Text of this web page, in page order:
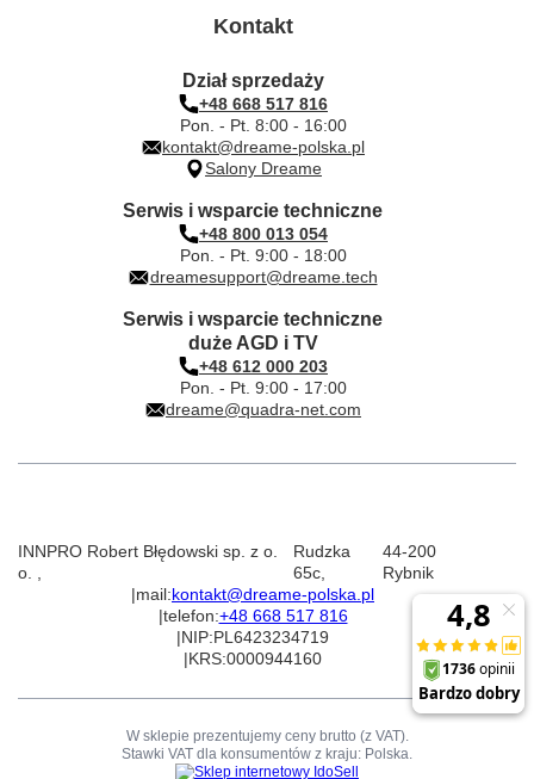
Kontakt
Dział sprzedaży
+48 668 517 816
Pon. - Pt. 8:00 - 16:00
kontakt@dreame-polska.pl
Salony Dreame
Serwis i wsparcie techniczne
+48 800 013 054
Pon. - Pt. 9:00 - 18:00
dreamesupport@dreame.tech
Serwis i wsparcie techniczne
duże AGD i TV
+48 612 000 203
Pon. - Pt. 9:00 - 17:00
dreame@quadra-net.com
INNPRO Robert Błędowski sp. z o.
o.
Rudzka
65c,
44-200
Rybnik
|mail:kontakt@dreame-polska.pl
|telefon:+48 668 517 816
|NIP:PL6423234719
|KRS:0000944160
W sklepie prezentujemy ceny brutto (z VAT).
Stawki VAT dla konsumentów z kraju: Polska.